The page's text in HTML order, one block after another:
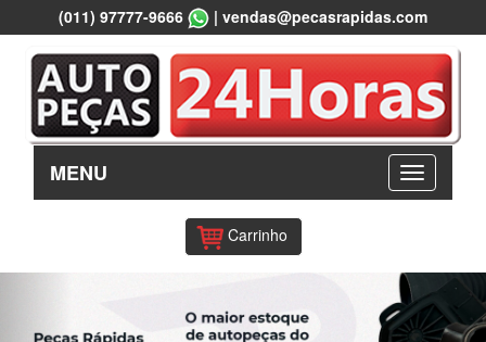
(011) 97777-9666 | vendas@pecasrapidas.com
MENU
Carrinho